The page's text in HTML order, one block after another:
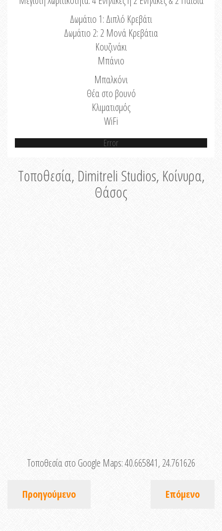
Δωμάτιο 1: Διπλό Κρεβάτι
Δωμάτιο 2: 2 Μονά Κρεβάτια
Κουζινάκι
Μπάνιο
Μπαλκόνι
Θέα στο βουνό
Κλιματισμός
WiFi
Error
Τοποθεσία, Dimitreli Studios, Κοίνυρα,
Θάσος
Τοποθεσία στο Google Maps:40.665841, 24.761626
Προηγούμενο Επόμενο